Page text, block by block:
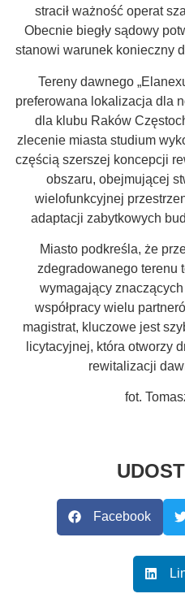
stracił ważność operat
Obecnie biegły sądowy
stanowi warunek konieczny
Tereny dawnego
preferowana lokalizacja dla
dla klubu Raków
zlecenie miasta studium
częścią szerszej koncepcji
obszaru, obejmującej
wielofunkcyjnej
adaptacji zabytkowych
Miasto podkreśla, że
zdegradowanego terenu
wymagający
współpracy wielu
magistrat, kluczowe jest
licytacyjnej, która otworzy
rewitalizacji
fot.
Facebook